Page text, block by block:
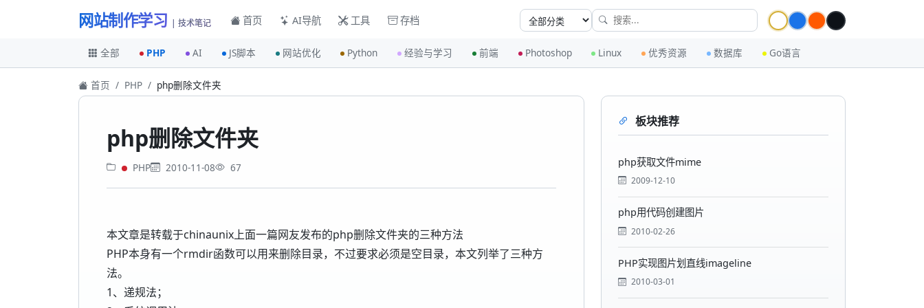
网站制作学习 | 技术笔记 首页 AI导航 工具 存档
全部 PHP AI JS脚本 网站优化 Python 经验与学习 前端 Photoshop Linux 优秀资源 数据库 Go语言
首页 PHP php删除文件夹
php删除文件夹
PHP 2010-11-08 67
本文章是转载于chinaunix上面一篇网友发布的php删除文件夹的三种方法
PHP本身有一个rmdir函数可以用来删除目录，不过要求必须是空目录，本文列举了三种方
法。
1、递规法；
板块推荐
php获取文件mime
2009-12-10
php用代码创建图片
2010-02-26
PHP实现图片划直线imageline
2010-03-01